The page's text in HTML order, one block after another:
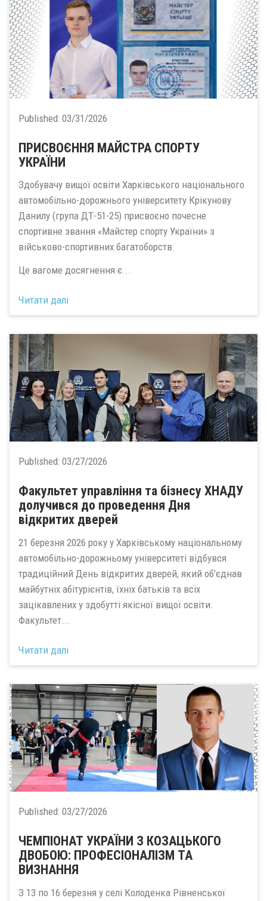
Published: 03/31/2026
ПРИСВОЄННЯ МАЙСТРА СПОРТУ
УКРАЇНИ
Здобувачу вищої освіти Харківського національного
автомобільно-дорожнього університету Крікунову
Данилу (група ДТ-51-25) присвоєно почесне
спортивне звання «Майстер спорту України» з
військово-спортивних багатоборств.
Це вагоме досягнення є...
Читати далі
Published: 03/27/2026
Факультет управління та бізнесу ХНАДУ
долучився до проведення Дня
відкритих дверей
21 березня 2026 року у Харківському національному
автомобільно-дорожньому університеті відбувся
традиційний День відкритих дверей, який об’єднав
майбутніх абітурієнтів, їхніх батьків та всіх
зацікавлених у здобутті якісної вищої освіти.
Факультет...
Читати далі
Published: 03/27/2026
ЧЕМПІОНАТ УКРАЇНИ З КОЗАЦЬКОГО
ДВОБОЮ: ПРОФЕСІОНАЛІЗМ ТА
ВИЗНАННЯ
З 13 по 16 березня у селі Колоденка Рівненської